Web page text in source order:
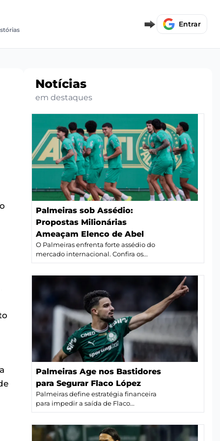
Entrar
Notícias
em destaques
Palmeiras sob Assédio:
Propostas Milionárias
Ameaçam Elenco de Abel
O Palmeiras enfrenta forte assédio do
mercado internacional. Confira os...
Palmeiras Age nos Bastidores
para Segurar Flaco López
Palmeiras define estratégia financeira
para impedir a saída de Flaco...